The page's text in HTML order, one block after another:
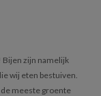
Bijen zijn namelijk
wij eten bestuiven.
meeste groente